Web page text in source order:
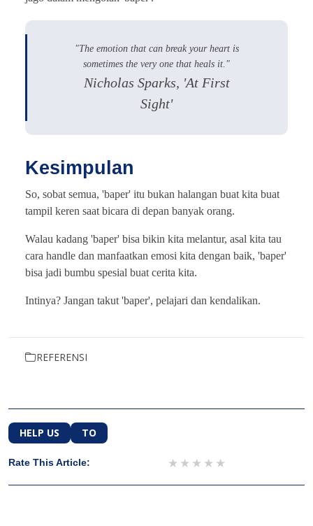
"The emotion that can break your heart is
sometimes the very one that heals it."
Nicholas Sparks, 'At First
Sight'
Kesimpulan
So, sobat semua, 'baper' itu bukan halangan buat kita buat
tampil keren saat bicara di depan banyak orang.
Walau kadang 'baper' bisa bikin kita melantur, asal kita tau
cara handle dan manfaatkan emosi kita dengan baik, 'baper'
bisa jadi bumbu spesial buat cerita kita.
Intinya? Jangan takut 'baper', pelajari dan kendalikan.
REFERENSI
HELP US TO
Rate This Article: 4 stars
3 stars
2 stars
1 star